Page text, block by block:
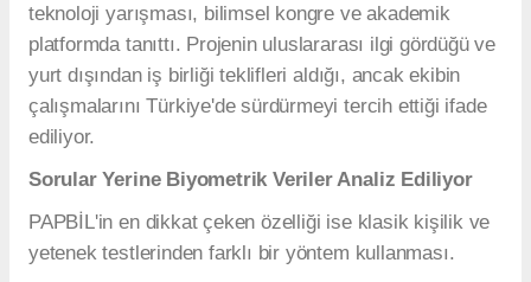
teknoloji yarışması, bilimsel kongre ve akademik
platformda tanıttı. Projenin uluslararası ilgi gördüğü ve
yurt dışından iş birliği teklifleri aldığı, ancak ekibin
çalışmalarını Türkiye'de sürdürmeyi tercih ettiği ifade
ediliyor.
Sorular Yerine Biyometrik Veriler Analiz Ediliyor
PAPBİL'in en dikkat çeken özelliği ise klasik kişilik ve
yetenek testlerinden farklı bir yöntem kullanması.